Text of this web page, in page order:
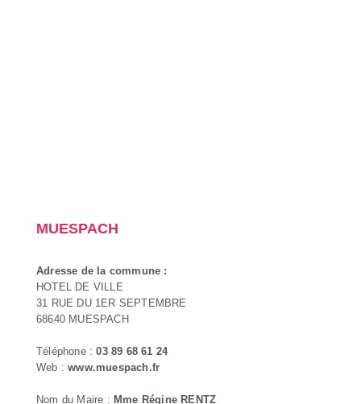
MUESPACH
Adresse de la commune :
HOTEL DE VILLE
31 RUE DU 1ER SEPTEMBRE
68640 MUESPACH
Téléphone :03 89 68 61 24
Web :www.muespach.fr
Nom du Maire : Mme Régine RENTZ